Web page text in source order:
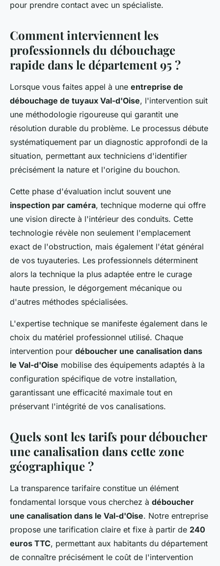
pour prendre contact avec un spécialiste.
Comment interviennent les
professionnels du débouchage
rapide dans le département 95 ?
Lorsque vous faites appel à une entreprise de
débouchage de tuyaux Val-d'Oise, l'intervention suit
une méthodologie rigoureuse qui garantit une
résolution durable du problème. Le processus débute
systématiquement par un diagnostic approfondi de la
situation, permettant aux techniciens d'identifier
précisément la nature et l'origine du bouchon.
Cette phase d'évaluation inclut souvent une
inspection par caméra, technique moderne qui offre
une vision directe à l'intérieur des conduits. Cette
technologie révèle non seulement l'emplacement
exact de l'obstruction, mais également l'état général
de vos tuyauteries. Les professionnels déterminent
alors la technique la plus adaptée entre le curage
haute pression, le dégorgement mécanique ou
d'autres méthodes spécialisées.
L'expertise technique se manifeste également dans le
choix du matériel professionnel utilisé. Chaque
intervention pour déboucher une canalisation dans
le Val-d'Oise mobilise des équipements adaptés à la
configuration spécifique de votre installation,
garantissant une efficacité maximale tout en
préservant l'intégrité de vos canalisations.
Quels sont les tarifs pour déboucher
une canalisation dans cette zone
géographique ?
La transparence tarifaire constitue un élément
fondamental lorsque vous cherchez à déboucher
une canalisation dans le Val-d'Oise. Notre entreprise
propose une tarification claire et fixe à partir de 240
euros TTC, permettant aux habitants du département
de connaître précisément le coût de l'intervention